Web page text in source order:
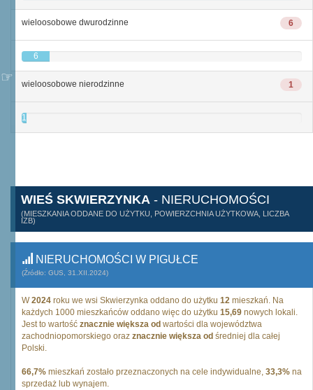
6
wieloosobowe dwurodzinne
6
1
wieloosobowe nierodzinne
1
WIEŚ SKWIERZYNKA - NIERUCHOMOŚCI
(MIESZKANIA ODDANE DO UŻYTKU, POWIERZCHNIA UŻYTKOWA, LICZBA
IZB)
NIERUCHOMOŚCI W PIGUŁCE
(Źródło: GUS, 31.XII.2024)
W2024 roku we wsi Skwierzynka oddano do użytku 12 mieszkań. Na
każdych 1000 mieszkańców oddano więc do użytku 15,69 nowych lokali.
Jest to wartość znacznie większa od wartości dla województwa
zachodniopomorskiego oraz znacznie większa od średniej dla całej
Polski.
66,7% mieszkań zostało przeznaczonych na cele indywidualne, 33,3% na
sprzedaż lub wynajem.